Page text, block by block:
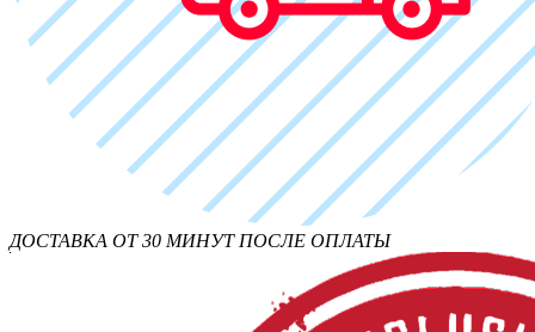
ДОСТАВКА ОТ 30 МИНУТ ПОСЛЕ ОПЛАТЫ